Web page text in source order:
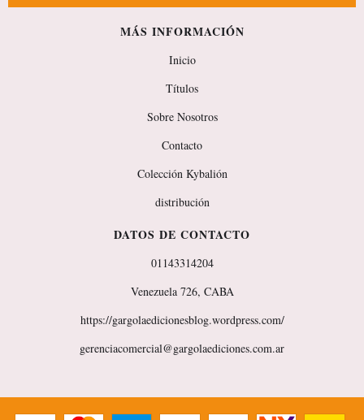
MÁS INFORMACIÓN
Inicio
Títulos
Sobre Nosotros
Contacto
Colección Kybalión
distribución
DATOS DE CONTACTO
01143314204
Venezuela 726, CABA
https://gargolaedicionesblog.wordpress.com/
gerenciacomercial@gargolaediciones.com.ar